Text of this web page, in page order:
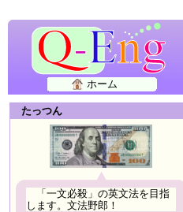
ホーム
たっつん
「一文必殺」の英文法を目指
します。文法野郎！